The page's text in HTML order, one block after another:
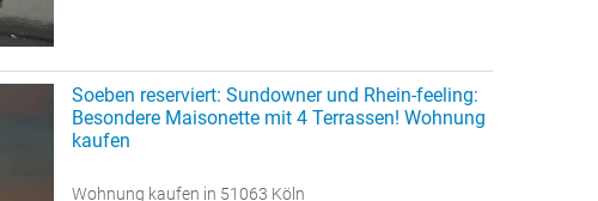
Soeben reserviert: Sundowner und Rhein-feeling:
Besondere Maisonette mit 4 Terrassen! Wohnung
kaufen
Wohnung kaufen in 51063 Köln